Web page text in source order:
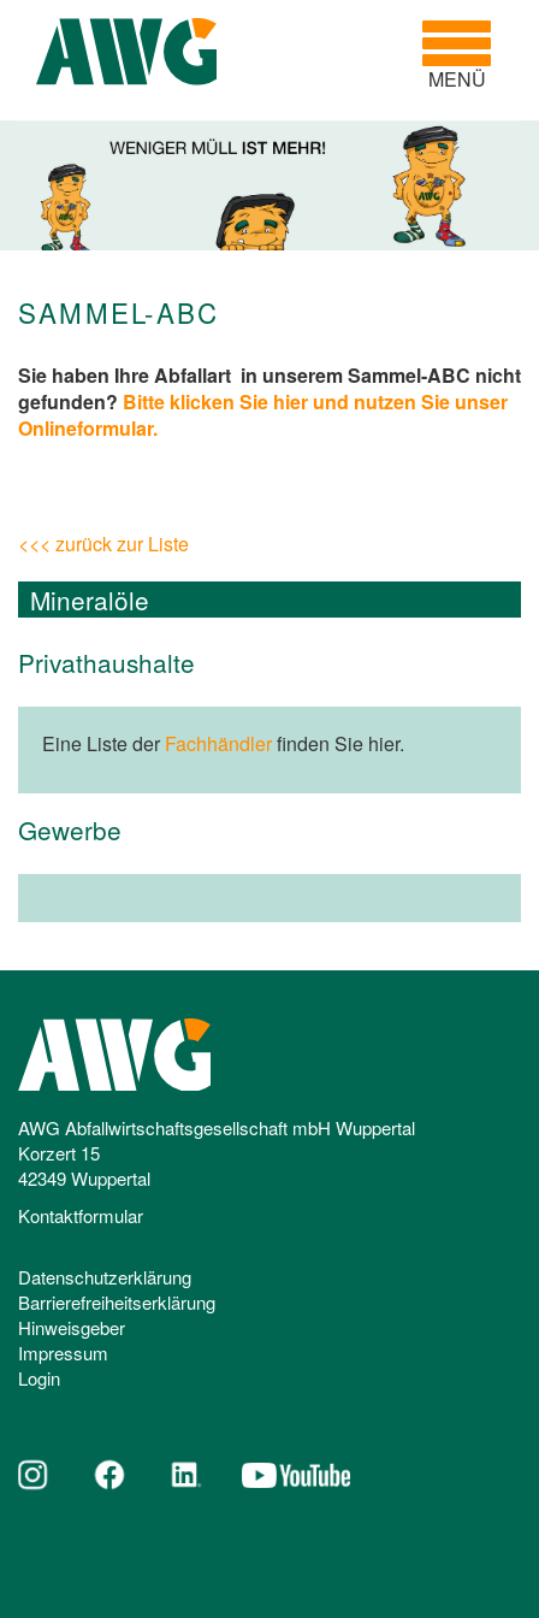
Toggle
MENÜ
SAMMEL-ABC
Sie haben Ihre Abfallart in unserem Sammel-ABC nicht
gefunden? Bitte klicken Sie hier und nutzen Sie unser
Onlineformular.
<<< zurück zur Liste
Mineralöle
Privathaushalte
Eine Liste der Fachhändlerfinden Sie hier.
Gewerbe
AWG Abfallwirtschaftsgesellschaft mbH Wuppertal
Korzert 15
42349 Wuppertal
Kontaktformular
Datenschutzerklärung
Barrierefreiheitserklärung
Hinweisgeber
Impressum
Login